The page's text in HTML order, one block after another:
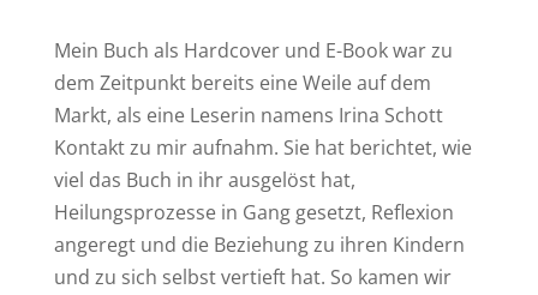
Mein Buch als Hardcover und E-Book war zu
dem Zeitpunkt bereits eine Weile auf dem
Markt, als eine Leserin namens Irina Schott
Kontakt zu mir aufnahm. Sie hat berichtet, wie
viel das Buch in ihr ausgelöst hat,
Heilungsprozesse in Gang gesetzt, Reflexion
angeregt und die Beziehung zu ihren Kindern
und zu sich selbst vertieft hat. So kamen wir